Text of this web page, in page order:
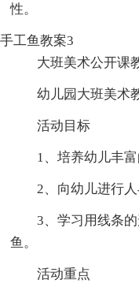
性。
手工鱼教案3
大班美术公开课
幼儿园大班美术
活动目标
1、培养幼儿丰
2、向幼儿进行
3、学习用线条
鱼。
活动重点